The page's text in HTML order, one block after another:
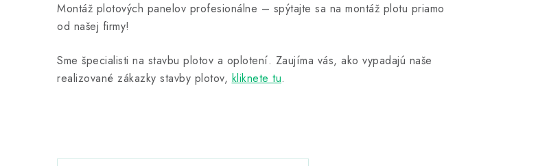
Montáž plotových panelov profesionálne – spýtajte sa na montáž plotu priamo
od našej firmy!
Sme špecialisti na stavbu plotov a oplotení. Zaujíma vás, ako vypadajú naše
realizované zákazky stavby plotov, kliknete tu.